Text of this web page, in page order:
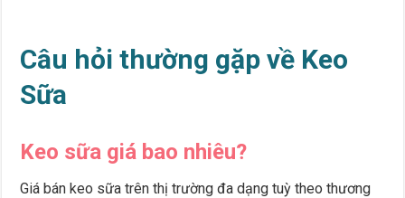
Câu hỏi thường gặp về Keo
Sữa
Keo sữa giá bao nhiêu?
Giá bán keo sữa trên thị trường đa dạng tuỳ theo thương